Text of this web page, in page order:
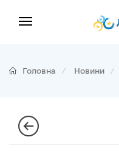
Головна Новини